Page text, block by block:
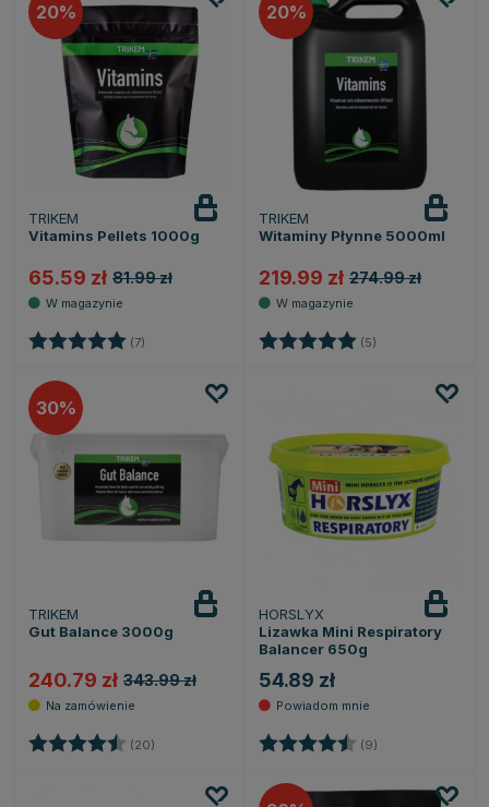
20
TRIKEM
Vitamins Pellets 1000g
65.59 zł 81.99 zł
Ocena: (7) 5.0 na 5 gwiazdek
20
TRIKEM
Witaminy Płynne 5000ml
219.99 zł 274.99 zł
Ocena: (5)
30
TRIKEM
Gut Balance 3000g
240.79 zł 343.99 zł
Ocena: (20) 4.3 na 5 gwiazdek
HORSLYX
Lizawka Mini Respiratory
Balancer 650g
54.89 zł
Ocena: (9)